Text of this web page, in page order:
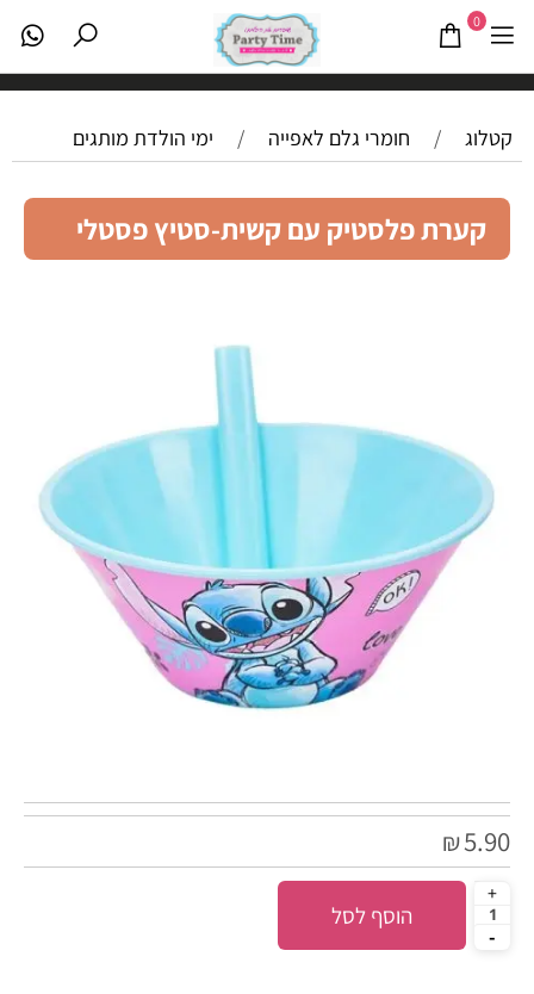
0
קטלוג / חומרי גלם לאפייה / ימי הולדת מותגים
קערת פלסטיק עם קשית-סטיץ פסטלי
₪5.90
הוסף לסל